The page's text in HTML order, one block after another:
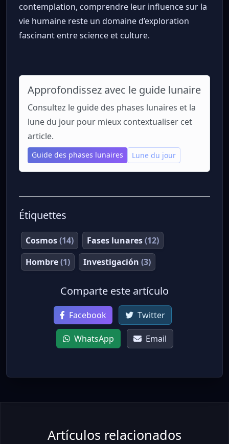
contemplation, comprendre leur influence sur la
vie humaine reste un domaine d’exploration
fascinant entre science et culture.
Approfondissez avec le guide lunaire
Consultez le guide des phases lunaires et la
lune du jour pour mieux contextualiser cet
article.
Guide des phases lunaires Lune du jour
Étiquettes
Cosmos(14) Fases lunares(12)
Hombre(1) Investigación (3)
Comparte este artículo
Facebook Twitter
WhatsApp Email
Artículos relacionados